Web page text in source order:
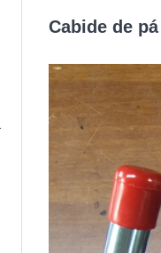
Cabide de